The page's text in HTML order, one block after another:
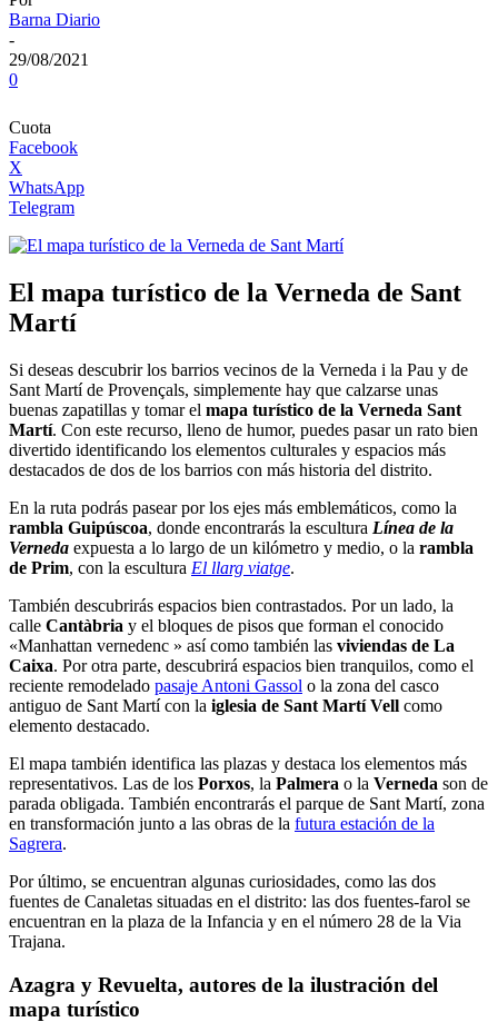
Barna Diario
-
29/08/2021
0
Cuota
Facebook
X
WhatsApp
Telegram
El mapa turístico de la Verneda de Sant
Martí
Si deseas descubrir los barrios vecinos de la Verneda i la Pau y de
Sant Martí de Provençals, simplemente hay que calzarse unas
buenas zapatillas y tomar el mapa turístico de la Verneda Sant
Martí. Con este recurso, lleno de humor, puedes pasar un rato bien
divertido identificando los elementos culturales y espacios más
destacados de dos de los barrios con más historia del distrito.
En la ruta podrás pasear por los ejes más emblemáticos, como la
rambla Guipúscoa, donde encontrarás la escultura Línea de la
Verneda expuesta a lo largo de un kilómetro y medio, o la rambla
de Prim, con la escultura El llarg viatge.
También descubrirás espacios bien contrastados. Por un lado, la
calle Cantàbria y el bloques de pisos que forman el conocido
«Manhattan vernedenc » así como también las viviendas de La
Caixa. Por otra parte, descubrirá espacios bien tranquilos, como el
reciente remodelado pasaje Antoni Gassol o la zona del casco
antiguo de Sant Martí con la iglesia de Sant Martí Vell como
elemento destacado.
El mapa también identifica las plazas y destaca los elementos más
representativos. Las de los Porxos, la Palmera o la Verneda son de
parada obligada. También encontrarás el parque de Sant Martí, zona
en transformación junto a las obras de la futura estación de la
Sagrera.
Por último, se encuentran algunas curiosidades, como las dos
fuentes de Canaletas situadas en el distrito: las dos fuentes-farol se
encuentran en la plaza de la Infancia y en el número 28 de la Via
Trajana.
Azagra y Revuelta, autores de la ilustración del
mapa turístico